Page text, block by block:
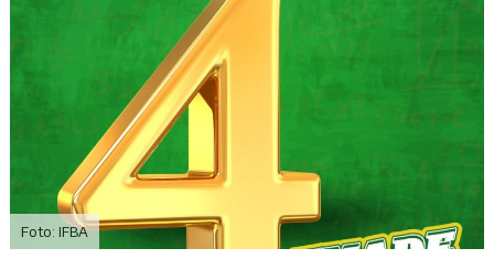
Foto: IFBA